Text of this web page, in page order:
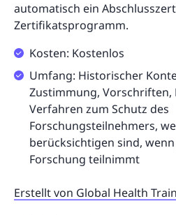
automatisch ein
Zertifikatsprogramm.
Kosten: Kostenlos
Umfang: Historischer
Zustimmung, Vorschriften,
Verfahren zum Schutz des
Forschungsteilnehmers,
berücksichtigen sind,
Forschung teilnimmt
Erstellt von Global Health